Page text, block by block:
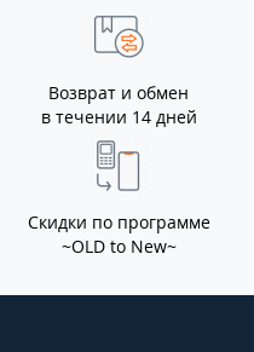
Возврат и обмен
в течении 14 дней
Скидки по программе
~OLD to New~